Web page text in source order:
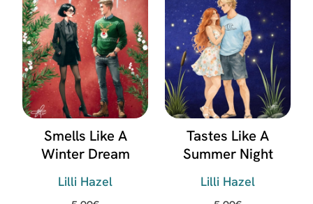
Smells Like A
Winter Dream
Lilli Hazel
Tastes Like A
Summer Night
Lilli Hazel